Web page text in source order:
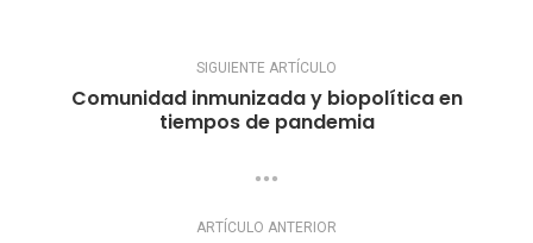
SIGUIENTE ARTÍCULO
Comunidad inmunizada y biopolítica en
tiempos de pandemia
ARTÍCULO ANTERIOR